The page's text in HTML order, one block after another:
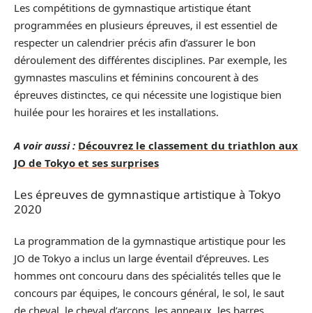
Les compétitions de gymnastique artistique étant
programmées en plusieurs épreuves, il est essentiel de
respecter un calendrier précis afin d’assurer le bon
déroulement des différentes disciplines. Par exemple, les
gymnastes masculins et féminins concourent à des
épreuves distinctes, ce qui nécessite une logistique bien
huilée pour les horaires et les installations.
A voir aussi : Découvrez le classement du triathlon aux
JO de Tokyo et ses surprises
Les épreuves de gymnastique artistique à Tokyo
2020
La programmation de la gymnastique artistique pour les
JO de Tokyo a inclus un large éventail d’épreuves. Les
hommes ont concouru dans des spécialités telles que le
concours par équipes, le concours général, le sol, le saut
de cheval, le cheval d’arçons, les anneaux, les barres